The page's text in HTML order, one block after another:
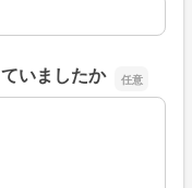
いましたか
いましたか